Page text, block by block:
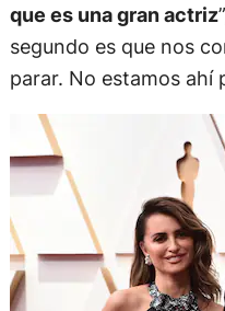
que es una gran actriz
segundo es que nos
parar. No estamos ahí